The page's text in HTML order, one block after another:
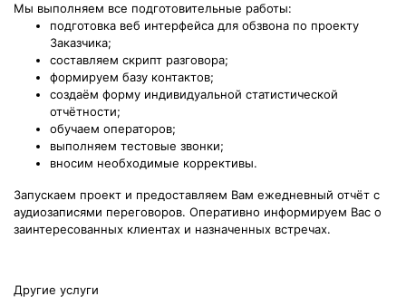
Мы выполняем все подготовительные работы:
подготовка веб интерфейса для обзвона по проекту
Заказчика;
составляем скрипт разговора;
формируем базу контактов;
создаём форму индивидуальной статистической
отчётности;
обучаем операторов;
выполняем тестовые звонки;
вносим необходимые коррективы.
Запускаем проект и предоставляем Вам ежедневный отчёт с
аудиозаписями переговоров. Оперативно информируем Вас о
заинтересованных клиентах и назначенных встречах.
Другие услуги